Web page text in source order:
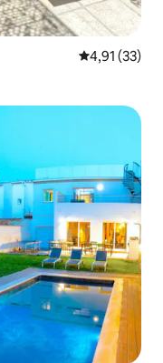
4,91 av 5 i
4,91 (33)